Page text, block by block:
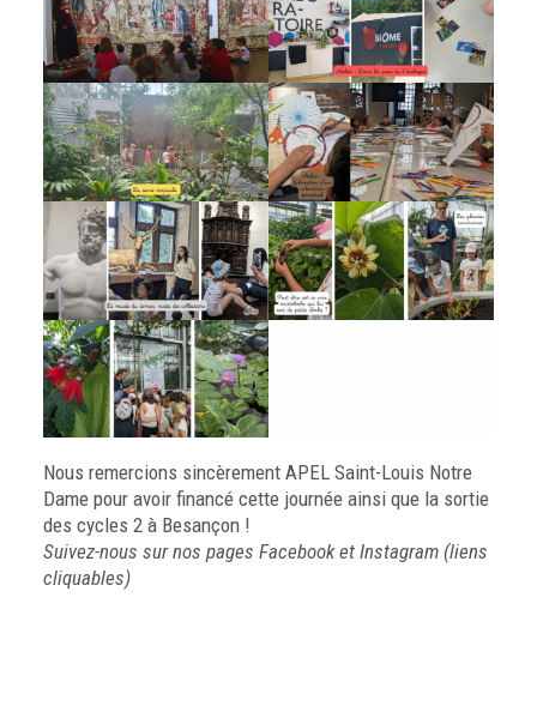
Nous remercions sincèrement APEL Saint-Louis Notre
Dame pour avoir financé cette journée ainsi que la sortie
des cycles 2 à Besançon !
Suivez-nous sur nos pages Facebooket Instagram (liens
cliquables)